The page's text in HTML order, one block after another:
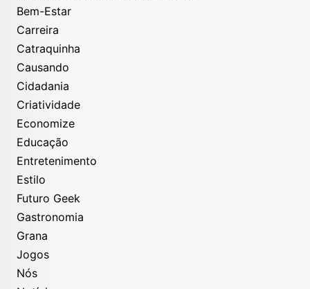
Bem-Estar
Carreira
Catraquinha
Causando
Cidadania
Criatividade
Economize
Educação
Entretenimento
Estilo
Futuro Geek
Gastronomia
Grana
Jogos
Nós